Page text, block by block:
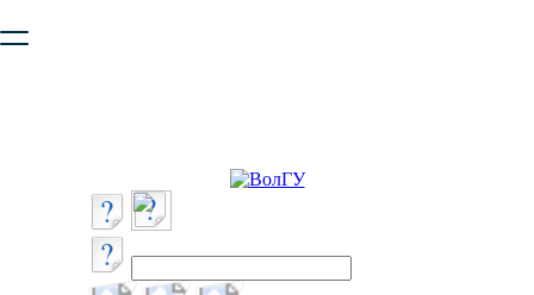
безопасную работу с сайтом. Пожалуйста